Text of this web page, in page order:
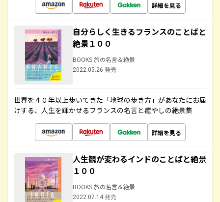
詳細を見る
自分らしく生きるフランスのことばと
絶景１００
BOOKS 旅の名言＆絶景
2022.05.26 発売
世界を４０年以上歩いてきた「地球の歩き方」があなたにお届
けする、人生を輝かせるフランスの名言と癒やしの絶景集
詳細を見る
人生観が変わるインドのことばと絶景
１００
BOOKS 旅の名言＆絶景
2022.07.14 発売